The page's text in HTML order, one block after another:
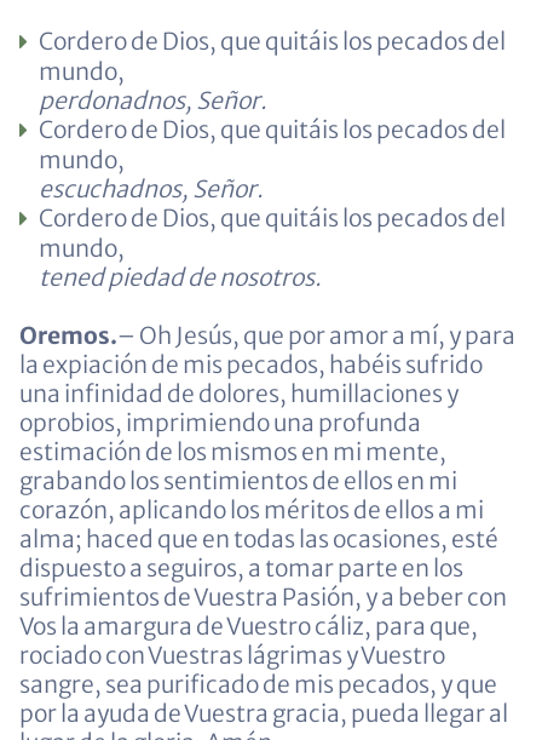
Cordero de Dios, que quitáis los pecados del
mundo,
perdonadnos, Señor.
Cordero de Dios, que quitáis los pecados del
mundo,
escuchadnos, Señor.
Cordero de Dios, que quitáis los pecados del
mundo,
tened piedad de nosotros.
Oremos.– Oh Jesús, que por amor a mí, y para
la expiación de mis pecados, habéis sufrido
una infinidad de dolores, humillaciones y
oprobios, imprimiendo una profunda
estimación de los mismos en mi mente,
grabando los sentimientos de ellos en mi
corazón, aplicando los méritos de ellos a mi
alma; haced que en todas las ocasiones, esté
dispuesto a seguiros, a tomar parte en los
sufrimientos de Vuestra Pasión, y a beber con
Vos la amargura de Vuestro cáliz, para que,
rociado con Vuestras lágrimas y Vuestro
sangre, sea purificado de mis pecados, y que
por la ayuda de Vuestra gracia, pueda llegar al